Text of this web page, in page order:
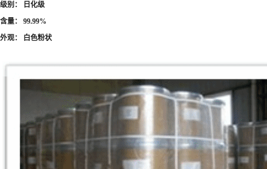
级别： 日化级
含量： 99.99%
外观： 白色粉状